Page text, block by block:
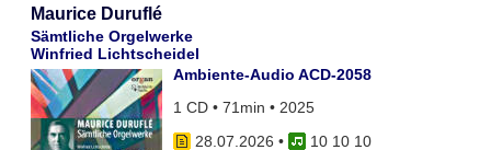
Maurice Duruflé
Sämtliche Orgelwerke
Winfried Lichtscheidel
Ambiente-Audio ACD-2058
1 CD • 71min • 2025
28.07.2026 •
10 10 10